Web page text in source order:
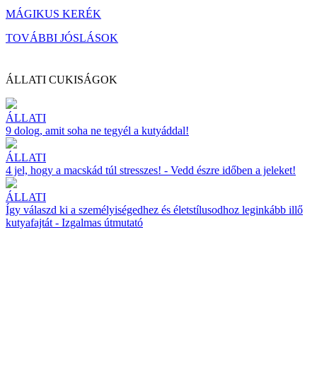
MÁGIKUS KERÉK
TOVÁBBI JÓSLÁSOK
ÁLLATI CUKISÁGOK
ÁLLATI
9 dolog, amit soha ne tegyél a kutyáddal!
ÁLLATI
4 jel, hogy a macskád túl stresszes! - Vedd észre időben a jeleket!
ÁLLATI
Így válaszd ki a személyiségedhez és életstílusodhoz leginkább illő
kutyafajtát - Izgalmas útmutató